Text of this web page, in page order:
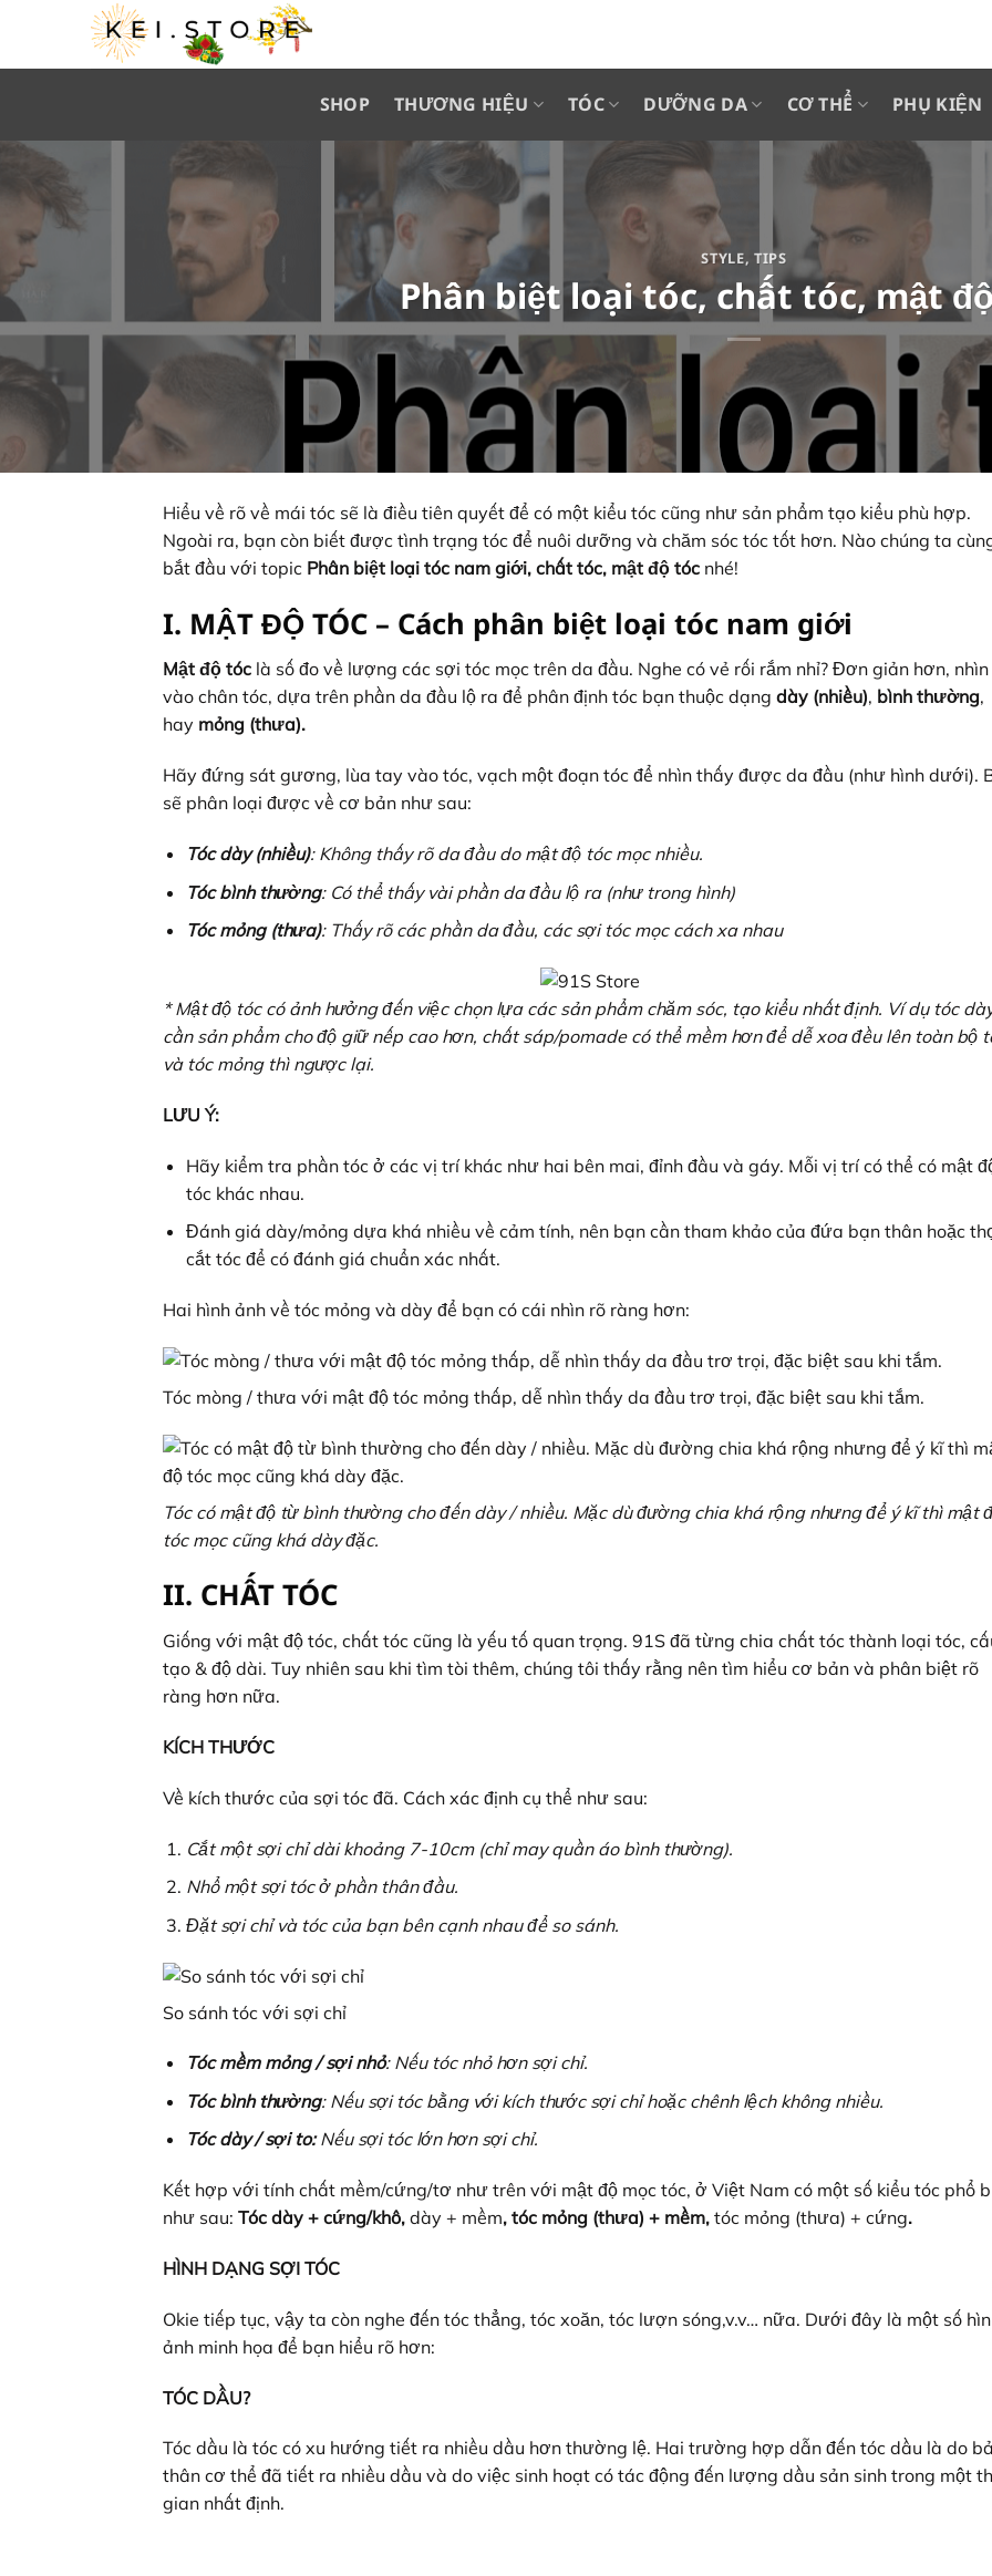
content
SHOP THƯƠNG HIỆU TÓC DƯỠNG DA CƠ THỂ PHỤ KIỆN
STYLE, TIPS
Phân biệt loại tóc, chất tóc, mật
Hiểu về rõ về mái tóc sẽ là điều tiên quyết để có một kiểu tóc cũng như sản phẩm tạo kiểu phù hợp.
Ngoài ra, bạn còn biết được tình trạng tóc để nuôi dưỡng và chăm sóc tóc tốt hơn. Nào chúng ta
bắt đầu với topic Phân biệt loại tóc nam giới, chất tóc, mật độ tóc nhé!
I. MẬT ĐỘ TÓC – Cách phân biệt loại tóc nam giới
Mật độ tóc là số đo về lượng các sợi tóc mọc trên da đầu. Nghe có vẻ rối rắm nhỉ? Đơn giản hơn, nhìn
vào chân tóc, dựa trên phần da đầu lộ ra để phân định tóc bạn thuộc dạng dày (nhiều), bình thường,
hay mỏng (thưa).
Hãy đứng sát gương, lùa tay vào tóc, vạch một đoạn tóc để nhìn thấy được da đầu (như hình dưới).
sẽ phân loại được về cơ bản như sau:
Tóc dày (nhiều): Không thấy rõ da đầu do mật độ tóc mọc nhiều.
Tóc bình thường: Có thể thấy vài phần da đầu lộ ra (như trong hình)
Tóc mỏng (thưa): Thấy rõ các phần da đầu, các sợi tóc mọc cách xa nhau
* Mật độ tóc có ảnh hưởng đến việc chọn lựa các sản phẩm chăm sóc, tạo kiểu nhất định. Ví dụ tóc
cần sản phẩm cho độ giữ nếp cao hơn, chất sáp/pomade có thể mềm hơn để dễ xoa đều lên toàn bộ
và tóc mỏng thì ngược lại.
LƯU Ý:
Hãy kiểm tra phần tóc ở các vị trí khác như hai bên mai, đỉnh đầu và gáy. Mỗi vị trí có thể có mật
tóc khác nhau.
Đánh giá dày/mỏng dựa khá nhiều về cảm tính, nên bạn cần tham khảo của đứa bạn thân hoặc
cắt tóc để có đánh giá chuẩn xác nhất.
Hai hình ảnh về tóc mỏng và dày để bạn có cái nhìn rõ ràng hơn:
Tóc mòng / thưa với mật độ tóc mỏng thấp, dễ nhìn thấy da đầu trơ trọi, đặc biệt sau khi tắm.
Tóc có mật độ từ bình thường cho đến dày / nhiều. Mặc dù đường chia khá rộng nhưng để ý kĩ thì mật
tóc mọc cũng khá dày đặc.
II. CHẤT TÓC
Giống với mật độ tóc, chất tóc cũng là yếu tố quan trọng. 91S đã từng chia chất tóc thành loại tóc,
tạo & độ dài. Tuy nhiên sau khi tìm tòi thêm, chúng tôi thấy rằng nên tìm hiểu cơ bản và phân biệt rõ
ràng hơn nữa.
KÍCH THƯỚC
Về kích thước của sợi tóc đã. Cách xác định cụ thể như sau:
Cắt một sợi chỉ dài khoảng 7-10cm (chỉ may quần áo bình thường).
Nhổ một sợi tóc ở phần thân đầu.
Đặt sợi chỉ và tóc của bạn bên cạnh nhau để so sánh.
So sánh tóc với sợi chỉ
Tóc mềm mỏng / sợi nhỏ: Nếu tóc nhỏ hơn sợi chỉ.
Tóc bình thường: Nếu sợi tóc bằng với kích thước sợi chỉ hoặc chênh lệch không nhiều.
Tóc dày / sợi to:Nếu sợi tóc lớn hơn sợi chỉ.
Kết hợp với tính chất mềm/cứng/tơ như trên với mật độ mọc tóc, ở Việt Nam có một số kiểu tóc phổ
như sau: Tóc dày + cứng/khô, dày + mềm, tóc mỏng (thưa) + mềm, tóc mỏng (thưa) + cứng.
HÌNH DẠNG SỢI TÓC
Okie tiếp tục, vậy ta còn nghe đến tóc thẳng, tóc xoăn, tóc lượn sóng,v.v… nữa. Dưới đây là một số
ảnh minh họa để bạn hiểu rõ hơn:
TÓC DẦU?
Tóc dầu là tóc có xu hướng tiết ra nhiều dầu hơn thường lệ. Hai trường hợp dẫn đến tóc dầu là do
thân cơ thể đã tiết ra nhiều dầu và do việc sinh hoạt có tác động đến lượng dầu sản sinh trong một
gian nhất định.